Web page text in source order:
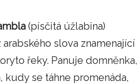
(písčitá úžlabina)
slova znamenající
řeky. Panuje domněnka,
kudy se táhne promenáda,